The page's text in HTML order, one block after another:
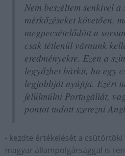
Nem beszéltem senkivel a
mérkőzéseket követően,
megpecsételődött a
csak tétlenül várnunk
eredményekre. Ezen a
legyőzhet bárkit, ha egy
legjobbját nyújtja. Ezért
felülmúlni Portugáliát,
pontot tudott szerezni
- kezdte értékelését a
magyar állampolgársággal is